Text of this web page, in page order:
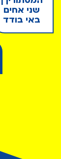
שני אחים
באי בודד